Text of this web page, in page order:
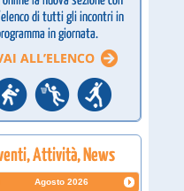
Agosto 2026